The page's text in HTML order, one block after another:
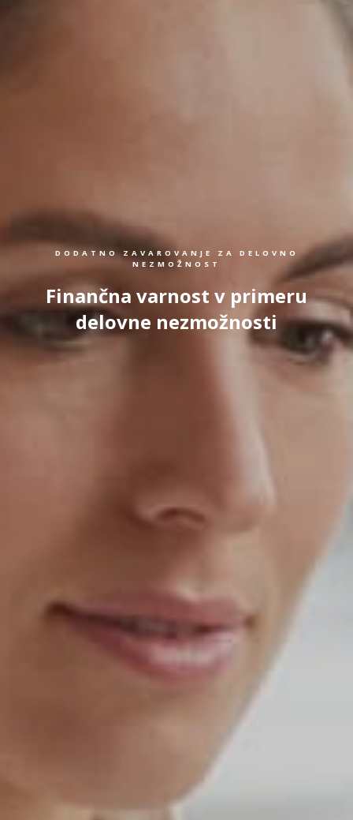
DODATNO ZAVAROVANJE ZA DELOVNO
NEZMOŽNOST
Finančna varnost v primeru
delovne nezmožnosti